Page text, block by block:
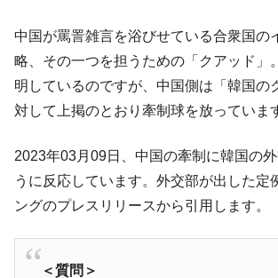
中国が罵詈雑言を浴びせている合衆国の
略、その一つを担うための「クアッド」
明しているのですが、中国側は「韓国の
対して上掲のとおり牽制球を放っていま
2023年03月09日、中国の牽制に韓国の
うに反応しています。外交部が出した定
ングのプレスリリースから引用します。
＜質問＞